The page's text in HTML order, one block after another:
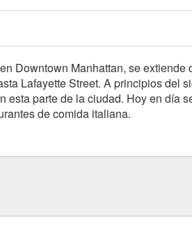
Downtown Manhattan, se
Lafayette Street. A principios del
esta parte de la ciudad. Hoy en día
de comida italiana.